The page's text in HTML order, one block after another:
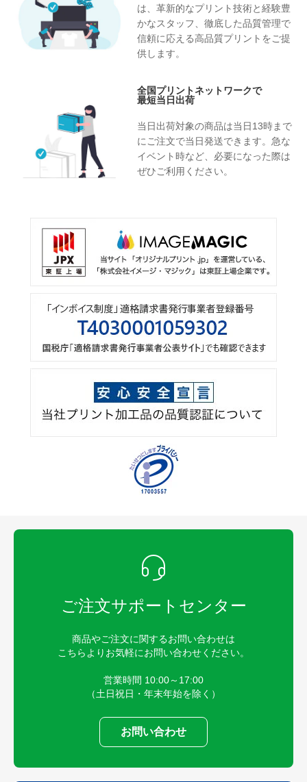
は、革新的なプリント技術と経験豊
かなスタッフ、徹底した品質管理で
信頼に応える高品質プリントをご提
供します。
全国プリントネットワークで
最短当日出荷
当日出荷対象の商品は当日13時まで
にご注文で当日発送できます。急な
イベント時など、必要になった際は
ぜひご利用ください。
ご注文サポートセンター
商品やご注文に関するお問い合わせは
こちらよりお気軽にお問い合わせください。
営業時間 10:00～17:00
（土日祝日・年末年始を除く）
お問い合わせ